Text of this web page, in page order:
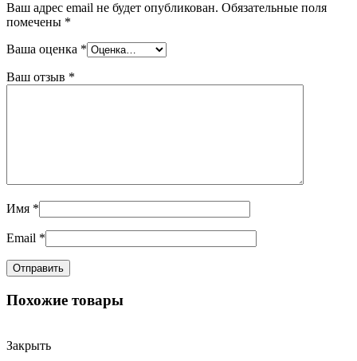
Ваш адрес email не будет опубликован. Обязательные поля
помечены *
Ваша оценка *
Ваш отзыв *
Имя *
Email *
Похожие товары
Закрыть